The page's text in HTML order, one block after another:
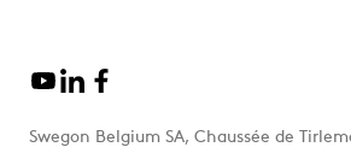
Swegon Belgium SA, Chaussée de